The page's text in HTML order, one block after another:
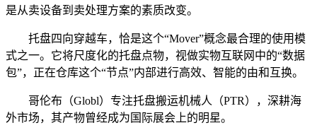
是从卖设备到卖处理方案的素质改变。
托盘四向穿越车，恰是这个“Mover”概念最合理的使用模
式之一。它将尺度化的托盘点物，视做实物互联网中的“数据
包”，正在仓库这个“节点”内部进行高效、智能的由和互换。
哥伦布（Globl）专注托盘搬运机械人（PTR），深耕海
外市场，其产物曾经成为国际展会上的明星。